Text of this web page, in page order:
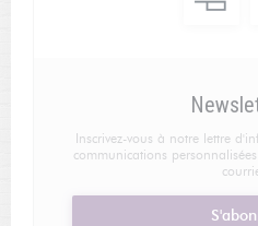
Inscrivez-vous à notre lettre
communications